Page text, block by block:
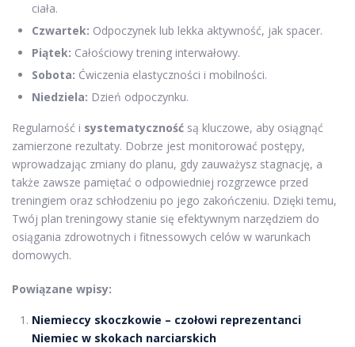
ciała.
Czwartek: Odpoczynek lub lekka aktywność, jak spacer.
Piątek: Całościowy trening interwałowy.
Sobota: Ćwiczenia elastyczności i mobilności.
Niedziela: Dzień odpoczynku.
Regularność i systematyczność są kluczowe, aby osiągnąć
zamierzone rezultaty. Dobrze jest monitorować postępy,
wprowadzając zmiany do planu, gdy zauważysz stagnację, a
także zawsze pamiętać o odpowiedniej rozgrzewce przed
treningiem oraz schłodzeniu po jego zakończeniu. Dzięki temu,
Twój plan treningowy stanie się efektywnym narzędziem do
osiągania zdrowotnych i fitnessowych celów w warunkach
domowych.
Powiązane wpisy:
Niemieccy skoczkowie – czołowi reprezentanci
Niemiec w skokach narciarskich